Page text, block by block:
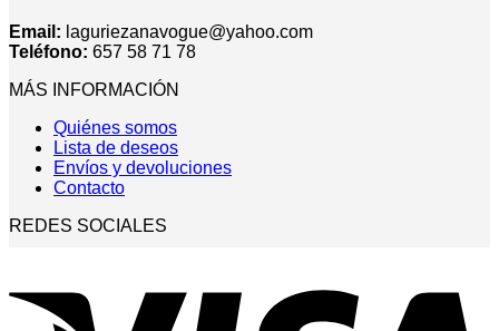
Email: laguriezanavogue@yahoo.com
Teléfono: 657 58 71 78
MÁS INFORMACIÓN
Quiénes somos
Lista de deseos
Envíos y devoluciones
Contacto
REDES SOCIALES